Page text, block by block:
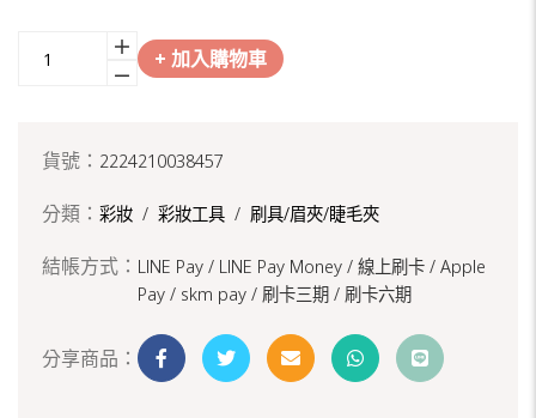
+ 加入購物車
貨號： 2224210038457
分類： 彩妝 / 彩妝工具 / 刷具/眉夾/睫毛夾
結帳方式： LINE Pay / LINE Pay Money / 線上刷卡 / Apple
Pay / skm pay / 刷卡三期 / 刷卡六期
分享商品：